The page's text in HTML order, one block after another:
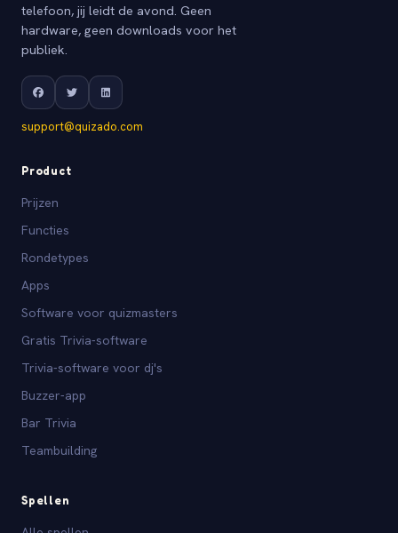
telefoon, jij leidt de avond. Geen
hardware, geen downloads voor het
publiek.
support@quizado.com
Product
Prijzen
Functies
Rondetypes
Apps
Software voor quizmasters
Gratis Trivia-software
Trivia-software voor dj's
Buzzer-app
Bar Trivia
Teambuilding
Spellen